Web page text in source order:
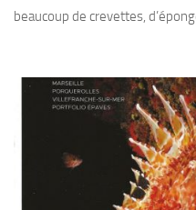
Sorties 2025
Sorties 2023
beaucoup de crevettes,